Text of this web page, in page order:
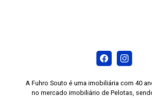
A Fuhro Souto é uma imobiliária com 40
no mercado imobiliário de Pelotas,